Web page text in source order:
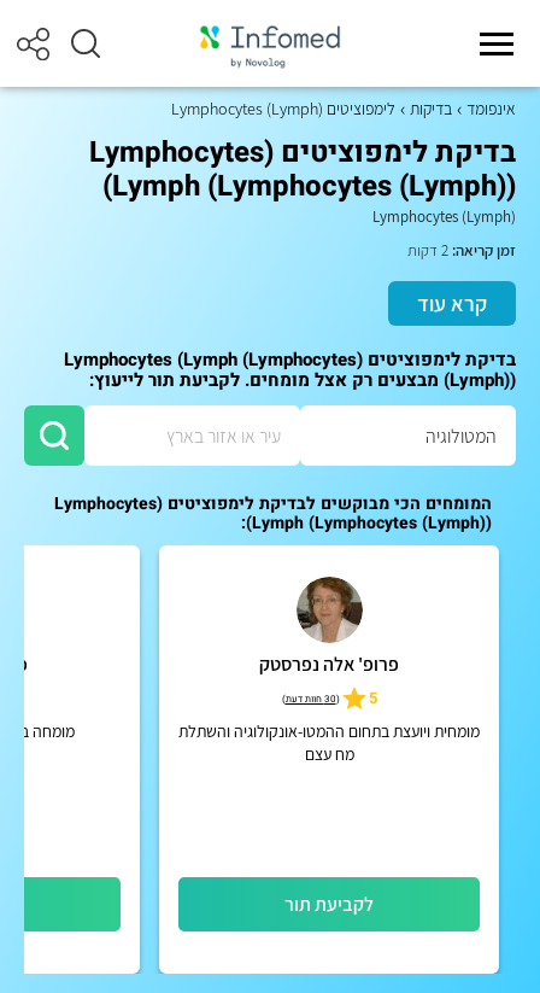
אינפומד בדיקות לימפוציטים (Lymphocytes (Lymph
בדיקת לימפוציטים (Lymphocytes
(Lymph (Lymphocytes (Lymph))
Lymphocytes (Lymph)
זמן קריאה:
קרא עוד
בדיקת לימפוציטים (Lymphocytes (Lymph (Lymphocytes
(Lymph)) מבצעים רק אצל מומחים. לקביעת תור לייעוץ:
המומחים הכי מבוקשים לבדיקת לימפוציטים (Lymphocytes
(Lymph (Lymphocytes (Lymph)):
פרופ' אלה נפרסטק
5
(30 חוות דעת )
מומחית ויועצת בתחום ההמטו-אונקולוגיה והשתלת
מח עצם
לקביעת תור
מומחה